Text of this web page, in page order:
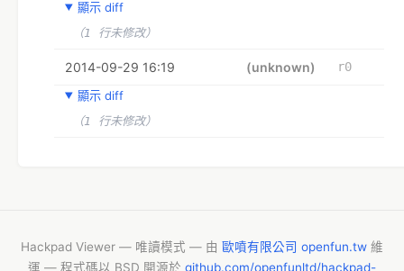
顯示 diff
（1 行未修改）
2014-09-29 16:19 (unknown)
r0
顯示 diff
（1 行未修改）
Hackpad Viewer — 唯讀模式 — 由 歐噴有限公司 openfun.tw 維
運 — 程式碼以 BSD 開源於 github.com/openfunltd/hackpad-